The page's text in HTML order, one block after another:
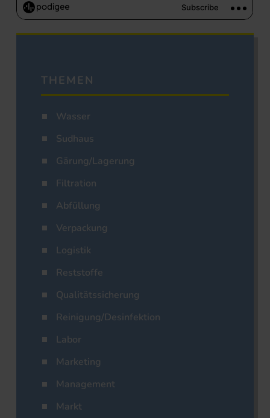
THEMEN
Wasser
Sudhaus
Gärung/Lagerung
Filtration
Abfüllung
Verpackung
Logistik
Reststoffe
Qualitätssicherung
Reinigung/Desinfektion
Labor
Marketing
Management
Markt